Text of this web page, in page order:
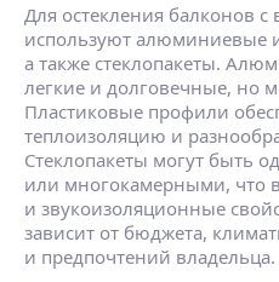
Для остекления балконов
используют алюминиевые
а также стеклопакеты.
легкие и долговечные, но
Пластиковые профили
теплоизоляцию и
Стеклопакеты могут быть
или многокамерными, что
и звукоизоляционные
зависит от бюджета,
и предпочтений владельца.